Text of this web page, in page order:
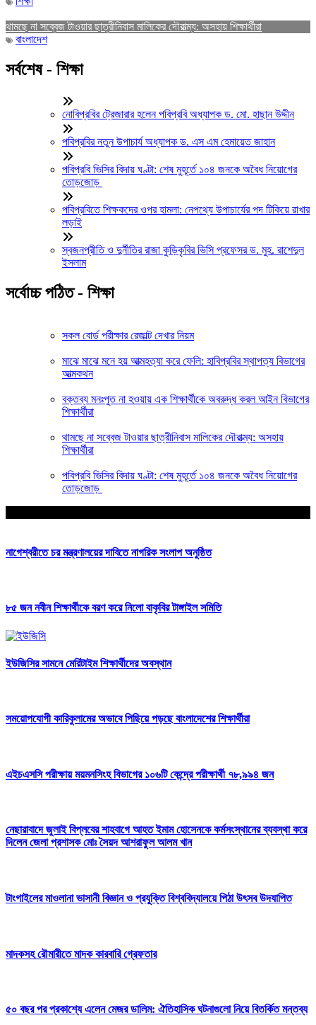
থামছে না সব্বেজ টাওয়ার ছাত্রীনিবাস মালিকের দৌরাত্ম্য: অসহায় শিক্ষার্থীরা
বাংলাদেশ
সর্বশেষ - শিক্ষা
নোবিপ্রবির ট্রেজারার হলেন পবিপ্রবি অধ্যাপক ড. মো. হাছান উদ্দীন
পবিপ্রবির নতুন উপাচার্য অধ্যাপক ড. এস এম হেমায়েত জাহান
পবিপ্রবি ভিসির বিদায় ঘণ্টা: শেষ মুহূর্তে ১০৪ জনকে অবৈধ নিয়োগের
তোড়জোড়
পবিপ্রবিতে শিক্ষকদের ওপর হামলা: নেপথ্যে উপাচার্যের পদ টিকিয়ে রাখার
লড়াই
স্বজনপ্রীতি ও দুর্নীতির রাজা কুড়িকৃবির ভিসি প্রফেসর ড. মুহ. রাশেদুল
ইসলাম
সর্বোচ্চ পঠিত - শিক্ষা
সকল বোর্ড পরীক্ষার রেজাল্ট দেখার নিয়ম
মাঝে মাঝে মনে হয় আত্মহত্যা করে ফেলি: হাবিপ্রবির স্থাপত্য বিভাগের
আত্মকথন
বক্তব্য মনঃপুত না হওয়ায় এক শিক্ষার্থীকে অবরুদ্ধ করল আইন বিভাগের
শিক্ষার্থীরা
থামছে না সব্বেজ টাওয়ার ছাত্রীনিবাস মালিকের দৌরাত্ম্য: অসহায়
শিক্ষার্থীরা
পবিপ্রবি ভিসির বিদায় ঘণ্টা: শেষ মুহূর্তে ১০৪ জনকে অবৈধ নিয়োগের
তোড়জোড়
নাগেশ্বরীতে চর মন্ত্রণালয়ের দাবিতে নাগরিক সংলাপ অনুষ্ঠিত
৮৫ জন নবীন শিক্ষার্থীকে বরণ করে নিলো বাকৃবির টাঙ্গাইল সমিতি
ইউজিসির সামনে মেরিটাইম শিক্ষার্থীদের অবস্থান
সময়োপযোগী কারিকুলামের অভাবে পিছিয়ে পড়ছে বাংলাদেশের শিক্ষার্থীরা
এইচএসসি পরীক্ষায় ময়মনসিংহ বিভাগের ১০৬টি কেন্দ্রে পরীক্ষার্থী ৭৮,৯৯৪ জন
নেছারাবাদে জুলাই বিপ্লবের শাহবাগে আহত ইমাম হোসেনকে কর্মসংস্থানের ব্যবস্থা করে
দিলেন জেলা প্রশাসক মোঃ সৈয়দ আশরাফুল আলম খান
টাংগাইলের মাওলানা ভাসানী বিজ্ঞান ও প্রযুক্তি বিশ্ববিদ্যালয়ে পিঠা উৎসব উদযাপিত
মাদকসহ রৌমারীতে মাদক কারবারি গ্রেফতার
৫০ বছর পর প্রকাশ্যে এলেন মেজর ডালিম: ঐতিহাসিক ঘটনাগুলো নিয়ে বিতর্কিত মন্তব্য